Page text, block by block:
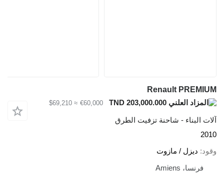
Renault PREMIUM
€60,000
≈ $69,210
آلات البناء - شاحنة تزفيت الطرق
2010
وقود ديزل / مازوت
فرنسا، Amiens